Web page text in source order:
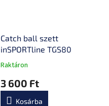
Catch ball szett
inSPORTline TGS80
A
átlagos
értékelése
Raktáron
3 600 Ft
Kosárba